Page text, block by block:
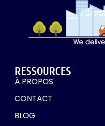
RESSOURCES
À PROPOS
CONTACT
BLOG